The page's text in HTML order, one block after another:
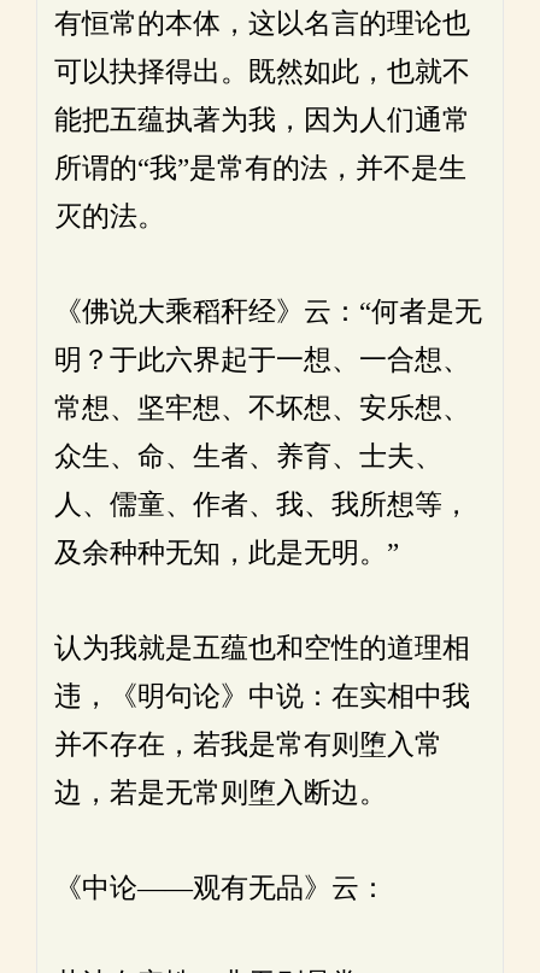
有恒常的本体，这以名言的理论也
可以抉择得出。既然如此，也就不
能把五蕴执著为我，因为人们通常
所谓的“我”是常有的法，并不是生
灭的法。
《佛说大乘稻秆经》云：“何者是无
明？于此六界起于一想、一合想、
常想、坚牢想、不坏想、安乐想、
众生、命、生者、养育、士夫、
人、儒童、作者、我、我所想等，
及余种种无知，此是无明。”
认为我就是五蕴也和空性的道理相
违，《明句论》中说：在实相中我
并不存在，若我是常有则堕入常
边，若是无常则堕入断边。
《中论——观有无品》云：